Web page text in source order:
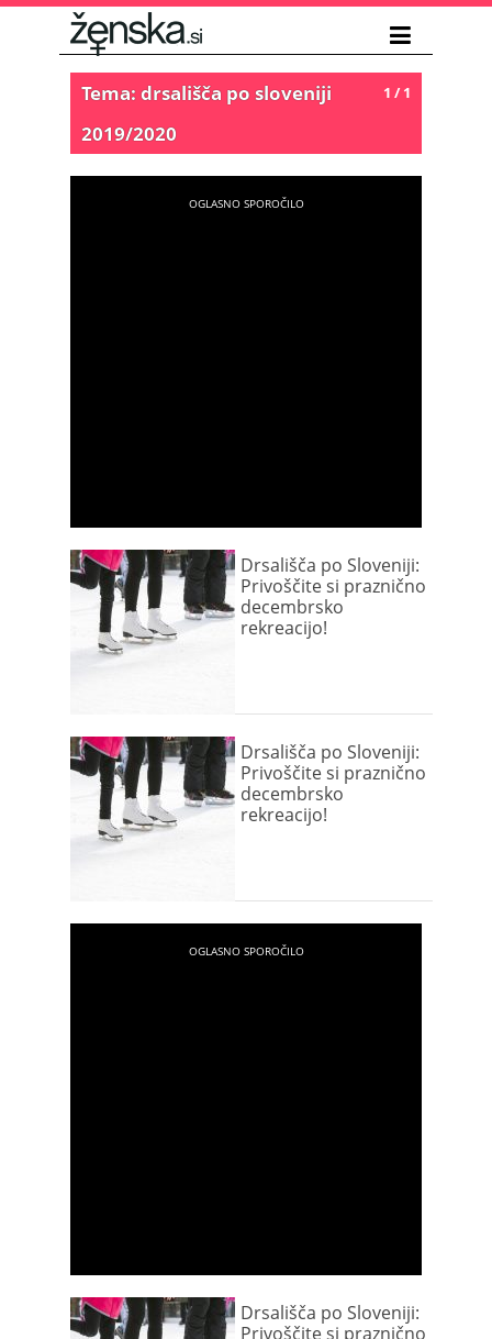
1 / 1
Tema: drsališča po sloveniji
2019/2020
Drsališča po Sloveniji:
Privoščite si praznično
decembrsko
rekreacijo!
Drsališča po Sloveniji:
Privoščite si praznično
decembrsko
rekreacijo!
Drsališča po Sloveniji:
Privoščite si praznično